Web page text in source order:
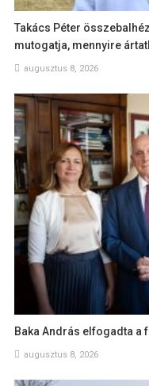
Takács Péter
mutogatja, mennyire
augusztus 8, 2026
Baka András elfogadta a
augusztus 8, 2026